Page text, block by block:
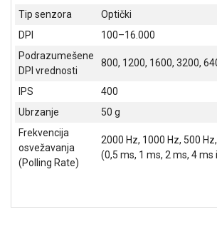
Tip senzora
Optički
DPI
100–16.000
Podrazumešene
DPI vrednosti
800, 1200, 1600, 3200,
IPS
400
Ubrzanje
50 g
Frekvencija
osvežavanja
(Polling Rate)
2000 Hz, 1000 Hz, 500
(0,5 ms, 1 ms, 2 ms, 4 ms